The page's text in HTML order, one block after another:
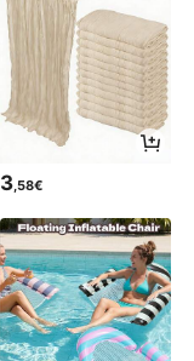
3,58€